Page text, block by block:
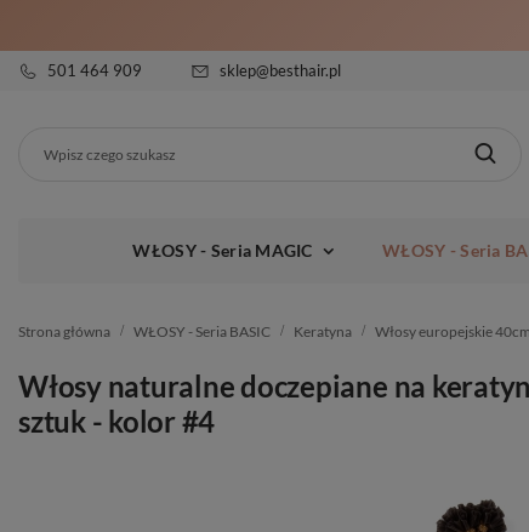
501 464 909 sklep@besthair.pl
WŁOSY - Seria MAGIC WŁOSY - Seria
Strona główna WŁOSY - Seria BASIC Keratyna Włosy europejskie
Włosy naturalne doczepiane na
sztuk - kolor #4